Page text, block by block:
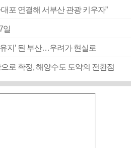
포 연결해 서부산 관광 키우자”
일
지’ 된 부산…우려가 현실로
로 확정, 해양수도 도약의 전환점